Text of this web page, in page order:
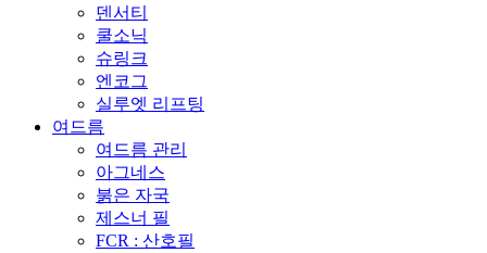
덴서티
쿨소닉
슈링크
엔코그
실루엣 리프팅
여드름
여드름 관리
아그네스
붉은 자국
제스너 필
FCR : 산호필